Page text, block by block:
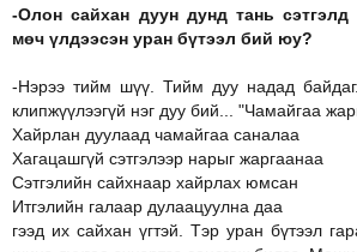
-Олон сайхан дуун дунд тань сэтгэлд
мөч үлдээсэн уран бүтээл бий юу?
-Нэрээ тийм шүү. Тийм дуу надад
клипжүүлээгүй нэг дуу бий... "Чамайгаа
Хайрлан дуулаад чамайгаа саналаа
Хагацашгүй сэтгэлээр нарыг жаргаанаа
Сэтгэлийн сайхнаар хайрлах юмсан
Итгэлийн галаар дулаацуулна даа
гээд их сайхан үгтэй. Тэр уран бүтээл